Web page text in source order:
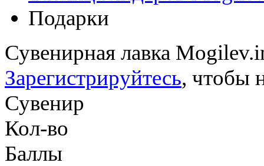
Подарки
Сувенирная лавка
Зарегистрируйтесь, чтобы
Сувенир
Кол-во
Баллы